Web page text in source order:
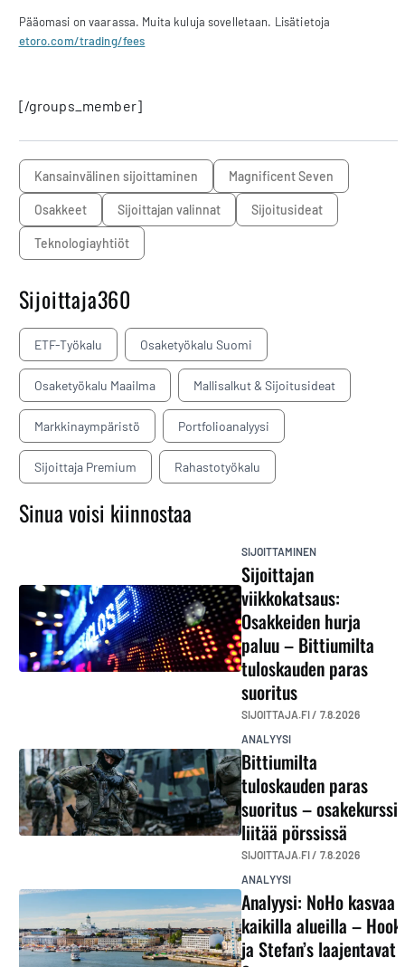
Pääomasi on vaarassa. Muita kuluja sovelletaan. Lisätietoja
etoro.com/trading/fees
[/groups_member]
kansainvälinen sijoittaminen Magnificent Seven
osakkeet sijoittajan valinnat sijoitusideat
teknologiayhtiöt
Sijoittaja360
ETF-Työkalu Osaketyökalu Suomi
Osaketyökalu Maailma Mallisalkut & Sijoitusideat
Markkinaympäristö Portfolioanalyysi
Sijoittaja Premium Rahastotyökalu
Sinua voisi kiinnostaa
SIJOITTAMINEN
Sijoittajan
viikkokatsaus:
Osakkeiden hurja
paluu – Bittiumilta
tuloskauden paras
suoritus
SIJOITTAJA.FI / 7.8.2026
ANALYYSI
Bittiumilta
tuloskauden paras
suoritus – osakekurssi
liitää pörssissä
SIJOITTAJA.FI / 7.8.2026
ANALYYSI
Analyysi: NoHo kasvaa
kaikilla alueilla – Hook
ja Stefan’s laajentavat